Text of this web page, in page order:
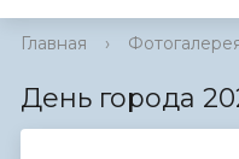
Главная ›
День города